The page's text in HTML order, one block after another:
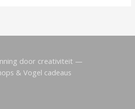
door creativiteit —
& Vogel cadeaus